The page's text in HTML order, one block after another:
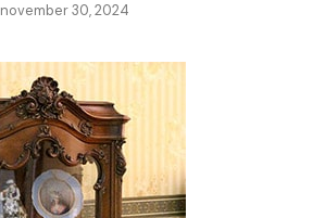
november 30, 2024